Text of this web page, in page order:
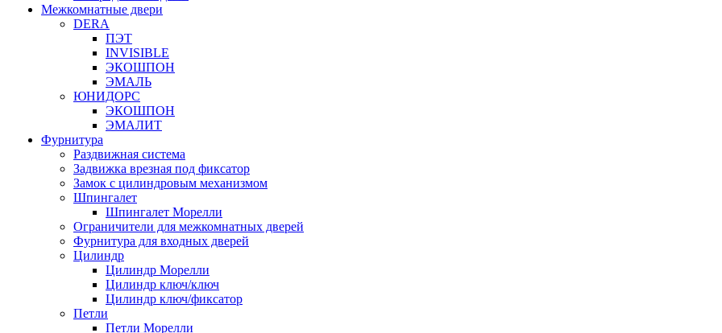
Межкомнатные двери
DERA
ПЭТ
INVISIBLE
ЭКОШПОН
ЭМАЛЬ
ЮНИДОРС
ЭКОШПОН
ЭМАЛИТ
Фурнитура
Раздвижная система
Задвижка врезная под фиксатор
Замок с цилиндровым механизмом
Шпингалет
Шпингалет Морелли
Ограничители для межкомнатных дверей
Фурнитура для входных дверей
Цилиндр
Цилиндр Морелли
Цилиндр ключ/ключ
Цилиндр ключ/фиксатор
Петли
Петли Морелли